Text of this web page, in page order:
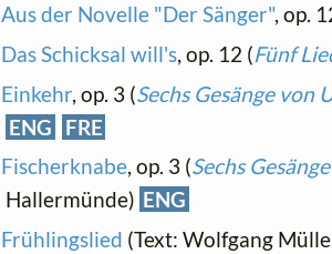
Aus der Novelle "Der Sänger", op.
Das Schicksal will's, op. 12 (Fünf
Einkehr, op. 3 (Sechs Gesänge von
ENG
FRE
Fischerknabe, op. 3 (Sechs
Hallermünde) ENG
Frühlingslied (Text: Wolfgang